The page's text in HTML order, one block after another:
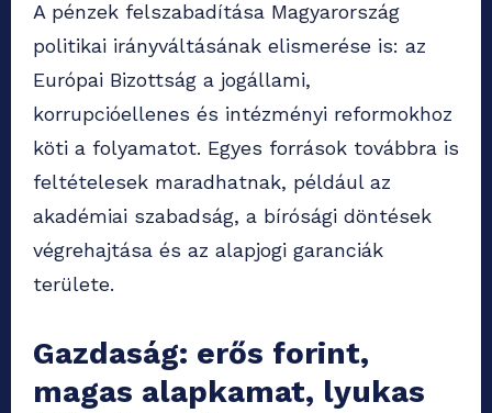
A pénzek felszabadítása Magyarország
politikai irányváltásának elismerése is: az
Európai Bizottság a jogállami,
korrupcióellenes és intézményi reformokhoz
köti a folyamatot. Egyes források továbbra is
feltételesek maradhatnak, például az
akadémiai szabadság, a bírósági döntések
végrehajtása és az alapjogi garanciák
területe.
Gazdaság: erős forint,
magas alapkamat, lyukas